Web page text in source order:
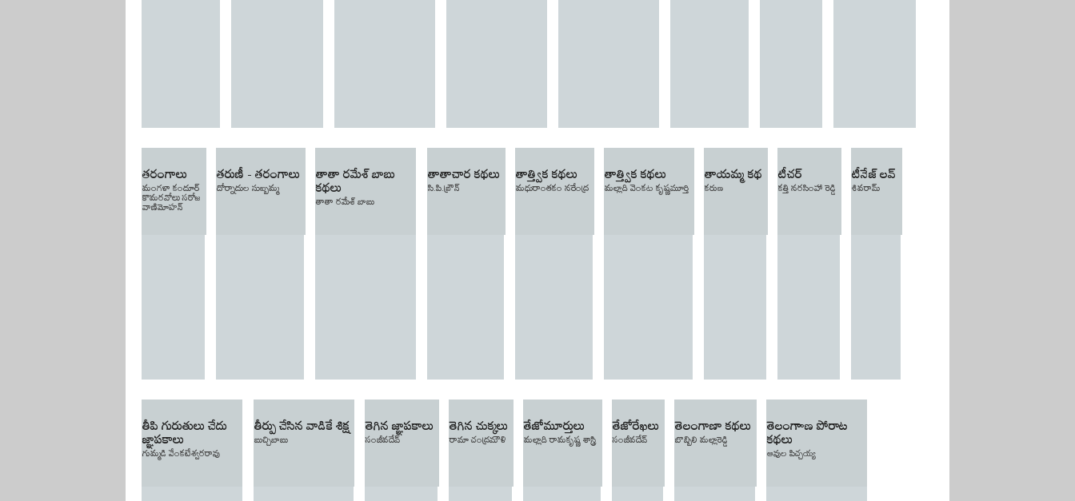
తరంగాలు
మంగళా కందూర్
కొమరవోలు సరోజ
వాణిమోహన్
తరుణీ - తరంగాలు
దోర్నాదుల సుబ్బమ్మ
తాతా రమేశ్ బాబు
కథలు
తాతా రమేశ్ బాబు
తాతాచార కథలు
సి.పి.బ్రౌన్
తాత్త్విక కథలు
మధురాంతకం నరేంద్ర
తాత్త్విక కథలు
మల్లాది వెంకట కృష్ణమూర్తి
తాయమ్మ కథ
కరుణ
టీచర్
కత్తి నరసింహా రెడ్డి
టీనేజ్ లవ్
శివరామ్
తీపి గురుతులు చేదు
జ్ఞాపకాలు
గుమ్మడి వేంకటేశ్వరరావు
తీర్పు చేసిన వాడికే శిక్ష
బుచ్చిబాబు
తెగిన జ్ఞాపకాలు
సంజీవదేవ్‌
తెగిన చుక్కలు
రామా చంద్రమౌళి
తేజోమూర్తులు
మల్లాది రామకృష్ణ శాస్త్రి
తేజోరేఖలు
సంజీవదేవ్‌
తెలంగాణా కథలు
బొబ్బిలి మల్లారెడ్డి
తెలంగాాణ పోరాట
కథలు
ఆవుల పిచ్చయ్య